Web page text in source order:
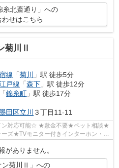
糸北斎通り」への
わせはこちら
菊川Ⅱ
線 「菊川
」駅 徒歩5分
戸線 「森下 」駅 徒歩12分
「錦糸町 」駅 徒歩17分
田区立川 ３丁目11-11
ン対応可能☆ ★敷金不要★ペット相談★
ズ★TVモニター付きインターホン・宅
がありません。
ン菊川Ⅱ」への